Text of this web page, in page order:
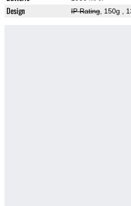
Design IP Rating, 150g ,